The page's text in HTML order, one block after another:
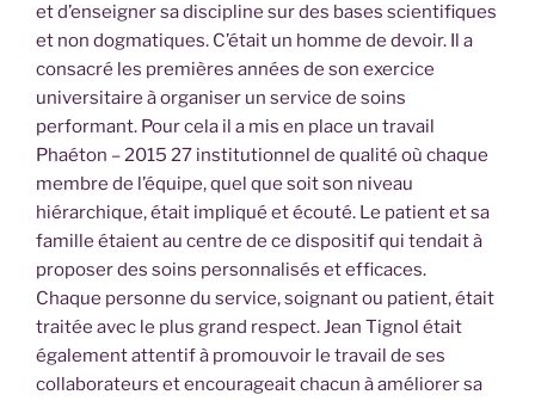
et d’enseigner sa discipline sur des bases scientifiques
et non dogmatiques. C’était un homme de devoir. Il a
consacré les premières années de son exercice
universitaire à organiser un service de soins
performant. Pour cela il a mis en place un travail
Phaéton – 2015 27 institutionnel de qualité où chaque
membre de l’équipe, quel que soit son niveau
hiérarchique, était impliqué et écouté. Le patient et sa
famille étaient au centre de ce dispositif qui tendait à
proposer des soins personnalisés et efficaces.
Chaque personne du service, soignant ou patient, était
traitée avec le plus grand respect. Jean Tignol était
également attentif à promouvoir le travail de ses
collaborateurs et encourageait chacun à améliorer sa